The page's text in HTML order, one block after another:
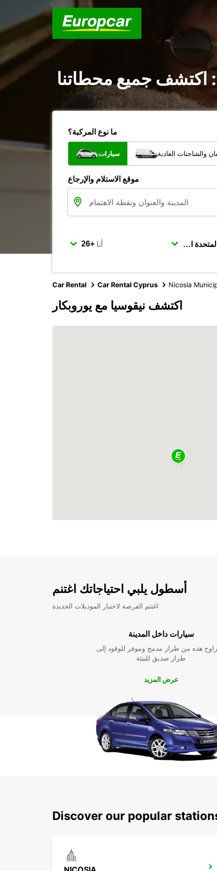
: اكتشف جميع محطاتنا
ما نوع المركبة؟
سيارات والشاحنات العادية
موقع الاستلام والإرجاع
أنا
Car Rental Car Rental Cyprus Nicosia
اكتشف نيقوسيا مع يوروبكار
أسطول يلبي احتياجاتك اغتنم
اغتنم الفرصة لاختبار الموديلات الجديدة
سيارات داخل المدينة
هذه من طراز مدمج وموفر للوقود إلى
طراز صديق للبيئة
عرض المزيد
Discover our popular